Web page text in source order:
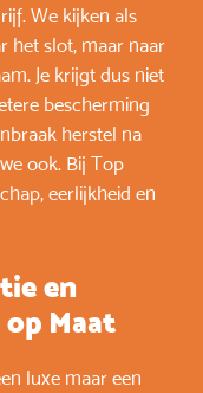
We kijken als
het slot, maar naar
Je krijgt dus niet
bescherming
herstel na
ook. Bij Top
eerlijkheid en
en
Maat
luxe maar een